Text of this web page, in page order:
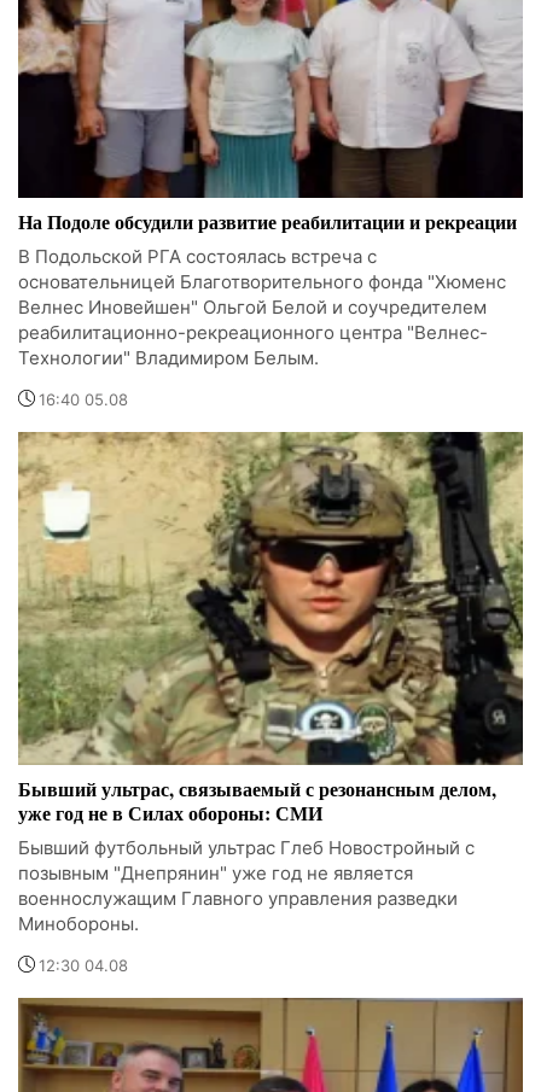
На Подоле обсудили развитие реабилитации и рекреации
В Подольской РГА состоялась встреча с
основательницей Благотворительного фонда "Хюменс
Велнес Иновейшен" Ольгой Белой и соучредителем
реабилитационно-рекреационного центра "Велнес-
Технологии" Владимиром Белым.
16:40 05.08
Бывший ультрас, связываемый с резонансным делом,
уже год не в Силах обороны: СМИ
Бывший футбольный ультрас Глеб Новостройный с
позывным "Днепрянин" уже год не является
военнослужащим Главного управления разведки
Минобороны.
12:30 04.08